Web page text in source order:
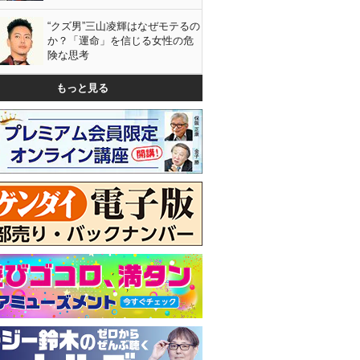
“クズ男”三山凌輝はなぜモテるの
か？「運命」を信じる女性の危
険な思考
もっと見る